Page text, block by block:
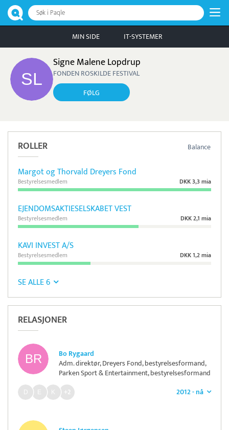
Søk i Paqle
MIN SIDE IT-SYSTEMER
Signe Malene Lopdrup
FONDEN ROSKILDE FESTIVAL
FØLG
Balance
ROLLER
Margot og Thorvald Dreyers Fond
DKK 3,3 mia
Bestyrelsesmedlem
EJENDOMSAKTIESELSKABET VEST
DKK 2,1 mia
Bestyrelsesmedlem
KAVI INVEST A/S
DKK 1,2 mia
Bestyrelsesmedlem
SE ALLE 6
RELASJONER
Bo Rygaard
Adm. direktør, Dreyers Fond, bestyrelsesformand,
Parken Sport & Entertainment, bestyrelsesformand
for Netcompany Group, KFI Erhvervsdrivende fond
2012 - nå
+2